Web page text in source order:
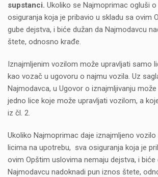
supstanci. Ukoliko se Najmoprimac ogluši
osiguranja koja je pribavio u skladu sa ovim
gube dejstva, i biće dužan da Najmodavcu
štete, odnosno krađe.
Iznajmljenim vozilom može upravljati samo
kao vozač u ugovoru o najmu vozila. Uz
Najmodavca, u Ugovor o iznajmljivanju
jedno lice koje može upravljati vozilom, a
iz čl. 2.
Ukoliko Najmoprimac daje iznajmljeno
licima na upotrebu, sva osiguranja koja je
ovim Opštim uslovima nemaju dejstva, i biće
Najmodavcu nadoknadi pun iznos štete,